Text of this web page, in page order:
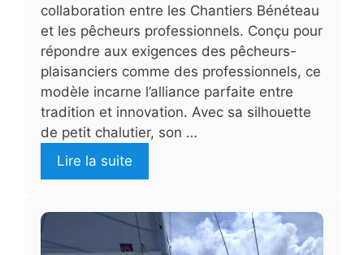
collaboration entre les Chantiers Bénéteau
et les pêcheurs professionnels. Conçu pour
répondre aux exigences des pêcheurs-
plaisanciers comme des professionnels, ce
modèle incarne l’alliance parfaite entre
tradition et innovation. Avec sa silhouette
de petit chalutier, son …
Lire la suite